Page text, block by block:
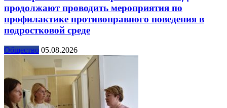
продолжают проводить мероприятия по
профилактике противоправного поведения в
подростковой среде
Общество 05.08.2026